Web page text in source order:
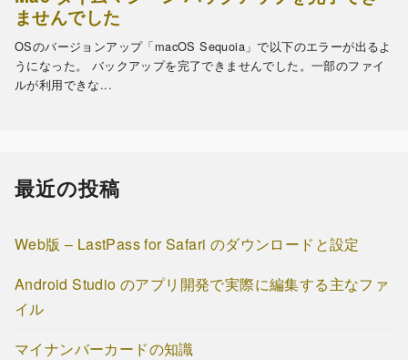
最近の投稿
Web版 – LastPass for Safari のダウンロードと設定
Android Studio のアプリ開発で実際に編集する主なファ
イル
マイナンバーカードの知識